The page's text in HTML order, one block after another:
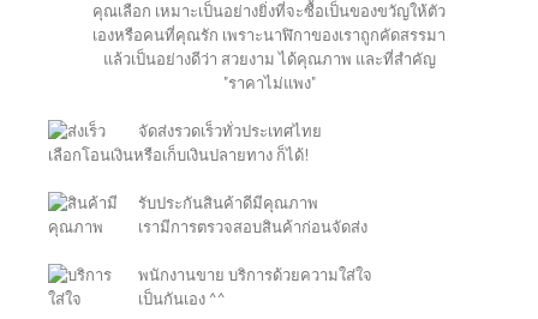
คุณเลือก เหมาะเป็นอย่างยิ่งที่จะซื้อเป็นของขวัญให้ตัว
เองหรือคนที่คุณรัก เพราะนาฬิกาของเราถูกคัดสรรมา
แล้วเป็นอย่างดีว่า สวยงาม ได้คุณภาพ และที่สำคัญ
"ราคาไม่แพง"
จัดส่งรวดเร็วทั่วประเทศไทย
เลือกโอนเงินหรือเก็บเงินปลายทาง ก็ได้!
รับประกันสินค้าดีมีคุณภาพ
เรามีการตรวจสอบสินค้าก่อนจัดส่ง
พนักงานขาย บริการด้วยความใส่ใจ
เป็นกันเอง ^^